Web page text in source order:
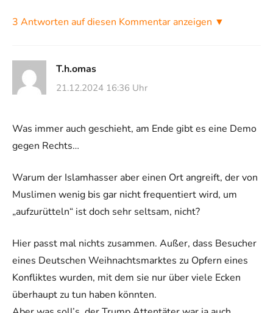
3 Antworten auf diesen Kommentar anzeigen ▼
T.h.omas
21.12.2024 16:36 Uhr
Was immer auch geschieht, am Ende gibt es eine Demo
gegen Rechts…
Warum der Islamhasser aber einen Ort angreift, der von
Muslimen wenig bis gar nicht frequentiert wird, um
„aufzurütteln“ ist doch sehr seltsam, nicht?
Hier passt mal nichts zusammen. Außer, dass Besucher
eines Deutschen Weihnachtsmarktes zu Opfern eines
Konfliktes wurden, mit dem sie nur über viele Ecken
überhaupt zu tun haben könnten.